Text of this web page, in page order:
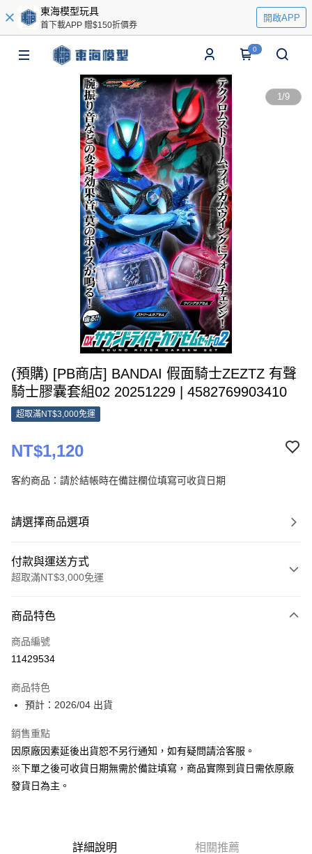
東海模型玩具
首下載APP 贈$150折價券
開啟APP
0
1/9
(預購) [PB商店] BANDAI 假面騎士ZEZTZ 有聲
騎士膠囊套組02 20251229 | 4582769903410
超取滿NT$3,000免運
NT$1,120
客約商品：請於結帳時在備註欄位填寫可收貨日期
請選擇商品選項
付款與運送方式
超取滿NT$3,000免運
信用卡一次付款
超商取貨付款
大哥付你分期
【大哥付你分期使用說明】
1.本服務由台灣大哥大提供，台灣大哥大用戶可立即使用無須另外申請。
流程，驗證手機門號後，選擇欲分期的期數、繳款截止日，確認付款後即完
成交易。
【繳款方式說明】
ATM付款
運送方式
預購-付款後全家取貨(舊)
商品特色
商品編號
11429534
商品特色
預計：2026/04 出貨
銷售重點
因原廠因素延後出貨恕不另行通知，如有疑問請洽客服。
※下單之後可收貨日期無需於備註填寫，商品實際到貨日需依原廠
發貨日為主。
詳細說明 相關推薦